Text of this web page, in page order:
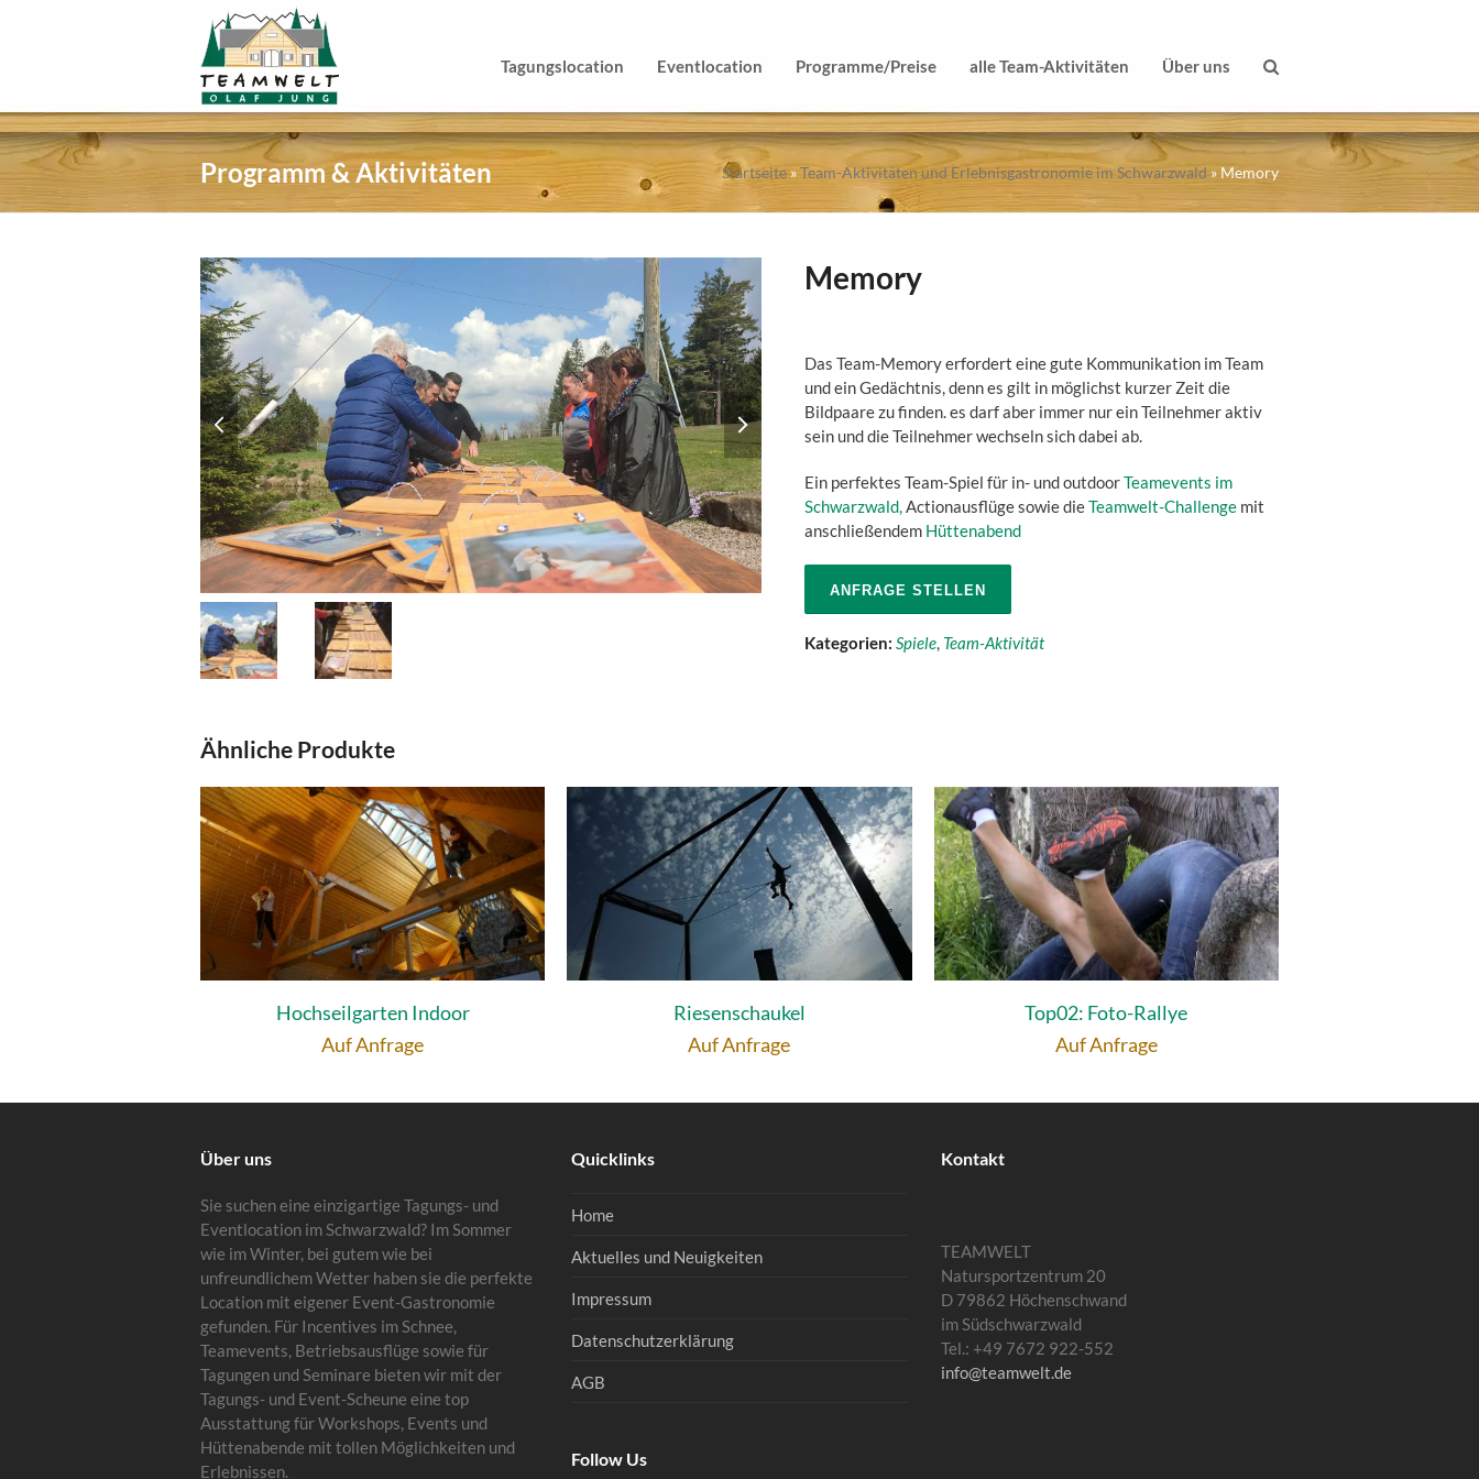
Tagungslocation Eventlocation Programme/Preise alle Team-Aktivitäten Über uns
Programm & Aktivitäten Startseite »Team-Aktivitäten und Erlebnisgastronomie im Schwarzwald » Memory
previous
slide
next
slide
Memory
Das Team-Memory erfordert eine gute Kommunikation im Team
und ein Gedächtnis, denn es gilt in möglichst kurzer Zeit die
Bildpaare zu finden. es darf aber immer nur ein Teilnehmer aktiv
sein und die Teilnehmer wechseln sich dabei ab.
Ein perfektes Team-Spiel für in- und outdoorTeamevents im
Schwarzwald,Actionausflüge sowie dieTeamwelt-Challengemit
anschließendem Hüttenabend
ANFRAGE STELLEN
Kategorien: Spiele, Team-Aktivität
Ähnliche Produkte
Hochseilgarten Indoor
Auf Anfrage
Riesenschaukel
Auf Anfrage
Top02: Foto-Rallye
Auf Anfrage
Über uns
Sie suchen eine einzigartige Tagungs- und
Eventlocation im Schwarzwald? Im Sommer
wie im Winter, bei gutem wie bei
unfreundlichem Wetter haben sie die perfekte
Location mit eigener Event-Gastronomie
gefunden. Für Incentives im Schnee,
Teamevents, Betriebsausflüge sowie für
Tagungen und Seminare bieten wir mit der
Tagungs- und Event-Scheune eine top
Ausstattung für Workshops, Events und
Hüttenabende mit tollen Möglichkeiten und
Erlebnissen.
Quicklinks
Home
Aktuelles und Neuigkeiten
Impressum
Datenschutzerklärung
AGB
Follow Us
Kontakt
TEAMWELT
Natursportzentrum 20
D 79862 Höchenschwand
im Südschwarzwald
Tel.: +49 7672 922-552
info@teamwelt.de